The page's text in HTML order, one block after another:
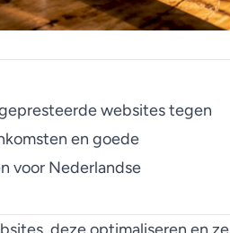
websites tegen
en goede
voor Nederlandse